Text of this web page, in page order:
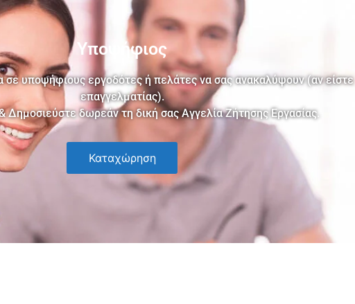
Υποψήφιος​
υποψήφιους εργοδότες ή πελάτες να σας ανακαλύψουν (αν είστε
επαγγελματίας).
Δημοσιεύστε δωρεάν τη δική σας Αγγελία Ζήτησης Εργασίας.​
Καταχώρηση